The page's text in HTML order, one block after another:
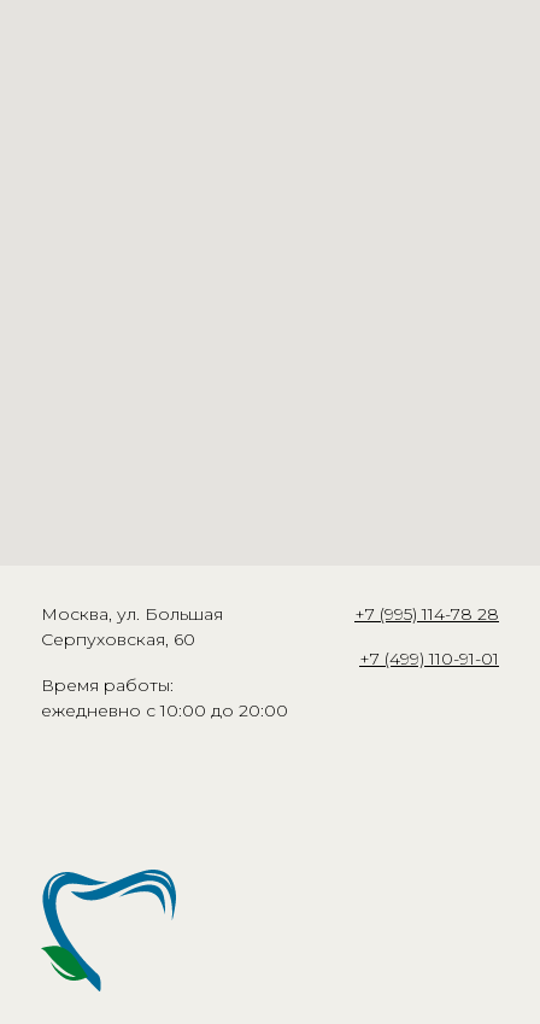
Москва, ул. Большая
Серпуховская, 60
+7 (499) 110-91-01
+7 (995) 114-78 28
Время работы:
ежедневно с 10:00 до 20:00